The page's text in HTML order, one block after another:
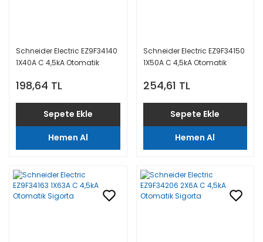
Schneider Electric EZ9F34140
1X40A C 4,5kA Otomatik
198,64 TL
Sepete Ekle
Hemen Al
Schneider Electric EZ9F34150
1X50A C 4,5kA Otomatik
254,61 TL
Sepete Ekle
Hemen Al